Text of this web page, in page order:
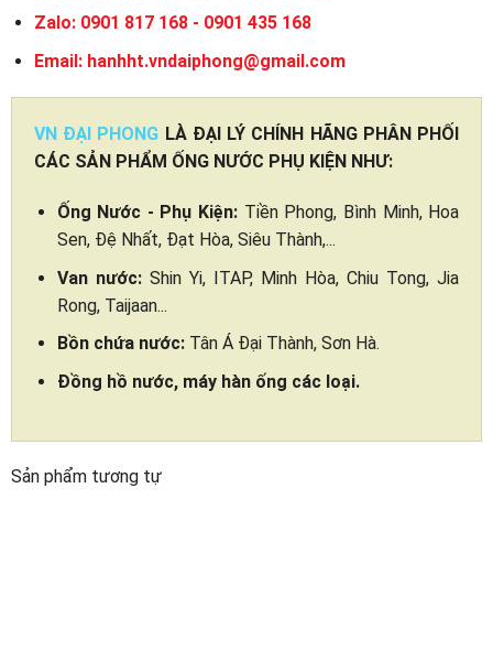
Zalo: 0901 817 168 - 0901 435 168
Email: hanhht.vndaiphong@gmail.com
VN ĐẠI PHONG LÀ ĐẠI LÝ CHÍNH HÃNG PHÂN PHỐI
CÁC SẢN PHẨM ỐNG NƯỚC PHỤ KIỆN NHƯ:
Ống Nước - Phụ Kiện: Tiền Phong, Bình Minh, Hoa
Sen, Đệ Nhất, Đạt Hòa, Siêu Thành,...
Van nước:Shin Yi, ITAP, Minh Hòa, Chiu Tong, Jia
Rong, Taijaan...
Bồn chứa nước:Tân Á Đại Thành, Sơn Hà.
Đồng hồ nước, máy hàn ống các loại.
Sản phẩm tương tự